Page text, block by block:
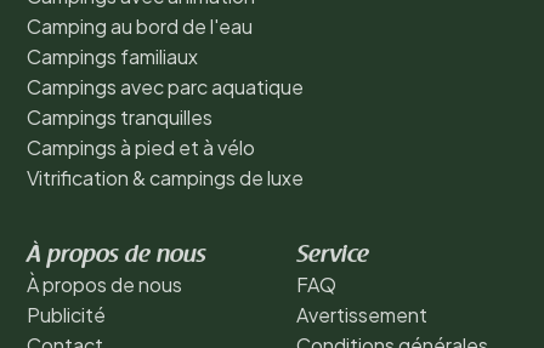
Camping au bord de l'eau
Campings familiaux
Campings avec parc aquatique
Campings tranquilles
Campings à pied et à vélo
Vitrification & campings de luxe
À propos de nous
À propos de nous
Publicité
Service
FAQ
Avertissement